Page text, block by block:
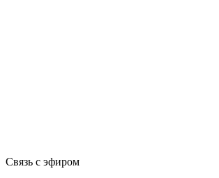
Связь с эфиром